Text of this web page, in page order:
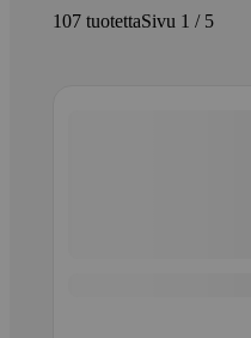
107 tuotettaSivu 1 / 5